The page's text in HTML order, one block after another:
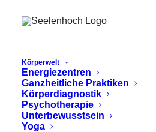
Körperwelt
Energiezentren
Ganzheitliche Praktiken
Körperdiagnostik
Psychotherapie
Unterbewusstsein
Yoga